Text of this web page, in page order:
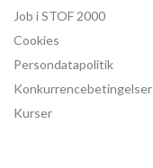
Job i STOF 2000
Cookies
Persondatapolitik
Konkurrencebetingelser
Kurser